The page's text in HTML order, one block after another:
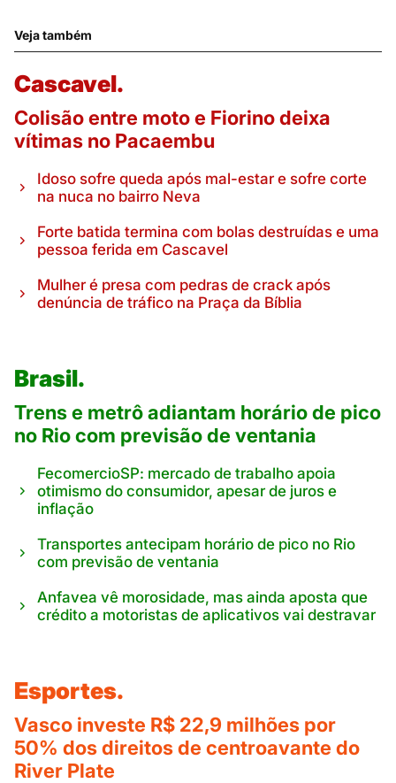
Veja também
Cascavel.
Colisão entre moto e Fiorino deixa
vítimas no Pacaembu
Idoso sofre queda após mal-estar e sofre corte
na nuca no bairro Neva
Forte batida termina com bolas destruídas e uma
pessoa ferida em Cascavel
Mulher é presa com pedras de crack após
denúncia de tráfico na Praça da Bíblia
Brasil.
Trens e metrô adiantam horário de pico
no Rio com previsão de ventania
FecomercioSP: mercado de trabalho apoia
otimismo do consumidor, apesar de juros e
inflação
Transportes antecipam horário de pico no Rio
com previsão de ventania
Anfavea vê morosidade, mas ainda aposta que
crédito a motoristas de aplicativos vai destravar
Esportes.
Vasco investe R$ 22,9 milhões por
50% dos direitos de centroavante do
River Plate